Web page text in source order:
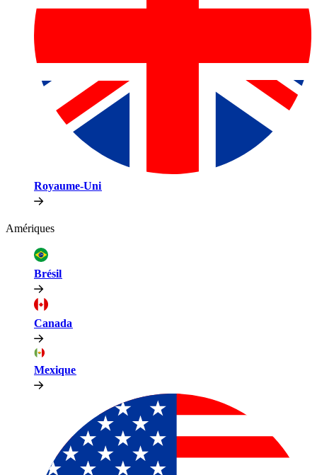
Royaume-Uni​​
Amériques​​
Brésil​​
Canada​​
Mexique​​